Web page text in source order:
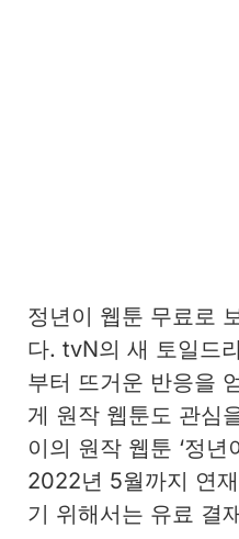
정년이 웹툰 무료로
다. tvN의 새 토일드
부터 뜨거운 반응을
게 원작 웹툰도 관심
이의 원작 웹툰 ‘정년
2022년 5월까지 연
기 위해서는 유료 결